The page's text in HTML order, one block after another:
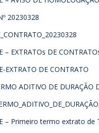
20230328
– EXTRATOs DE
EXTRATO DE CONTRATO
ADITIVO DE DURAÇÃO
– Primeiro termo extrato de